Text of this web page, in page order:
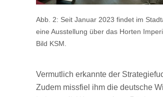
Abb. 2: Seit Januar 2023 findet im
eine Ausstellung über das Horten
Bild KSM.
Vermutlich erkannte der
Zudem missfiel ihm die deutsche